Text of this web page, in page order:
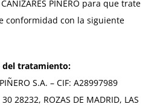
PIÑERO para que trate
conformidad con la siguiente
del tratamiento:
S.A. – CIF: A28997989
28232, ROZAS DE MADRID, LAS